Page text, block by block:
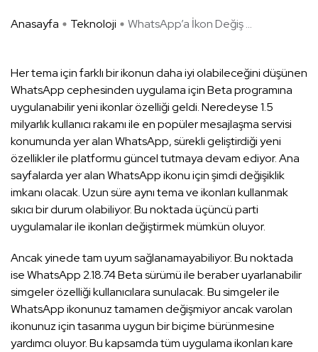
Anasayfa Teknoloji WhatsApp’a İkon Değiş ...
Her tema için farklı bir ikonun daha iyi olabileceğini düşünen
WhatsApp cephesinden uygulama için Beta programına
uygulanabilir yeni ikonlar özelliği geldi. Neredeyse 1.5
milyarlık kullanıcı rakamı ile en popüler mesajlaşma servisi
konumunda yer alan WhatsApp, sürekli geliştirdiği yeni
özellikler ile platformu güncel tutmaya devam ediyor. Ana
sayfalarda yer alan WhatsApp ikonu için şimdi değişiklik
imkanı olacak. Uzun süre aynı tema ve ikonları kullanmak
sıkıcı bir durum olabiliyor. Bu noktada üçüncü parti
uygulamalar ile ikonları değiştirmek mümkün oluyor.
Ancak yinede tam uyum sağlanamayabiliyor. Bu noktada
ise WhatsApp 2.18.74 Beta sürümü ile beraber uyarlanabilir
simgeler özelliği kullanıcılara sunulacak. Bu simgeler ile
WhatsApp ikonunuz tamamen değişmiyor ancak varolan
ikonunuz için tasarıma uygun bir biçime bürünmesine
yardımcı oluyor. Bu kapsamda tüm uygulama ikonları kare